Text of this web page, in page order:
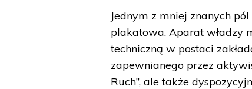
Jednym z mniej znanych
plakatowa. Aparat władzy
techniczną w postaci
zapewnianego przez
Ruch”, ale także